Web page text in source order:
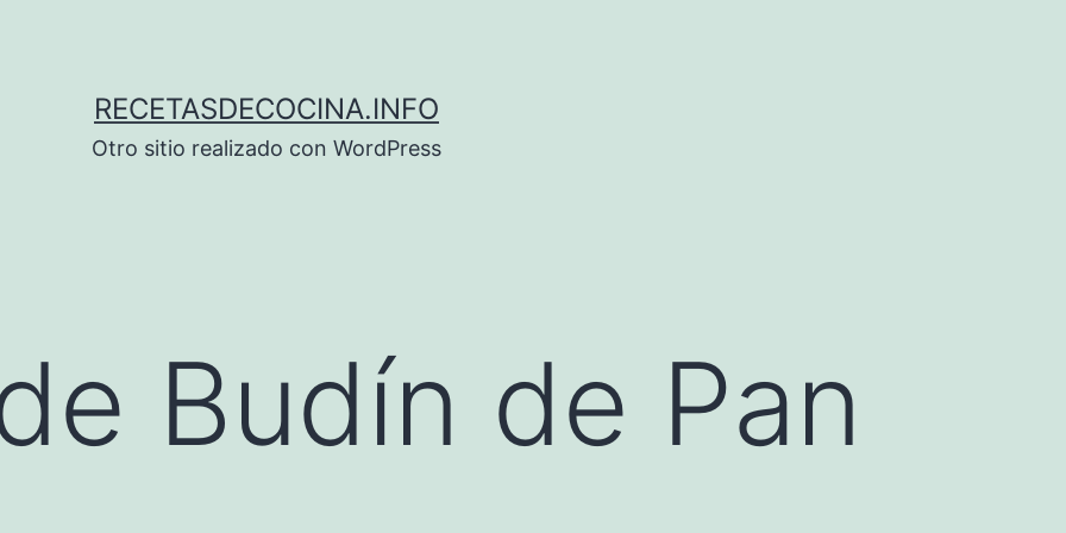
RECETASDECOCINA.INFO
Otro sitio realizado con WordPress
Budín de Pan